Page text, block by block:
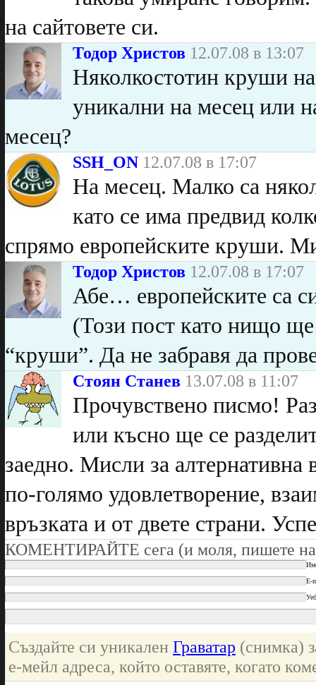
на сайтовете си.
Тодор Христов 12.07.08 в 13:07
Няколкостотин круши
уникални на месец или
месец?
SSH_ON 12.07.08 в 17:07
На месец. Малко са
като се има предвид
спрямо европейските круши.
Тодор Христов 12.07.08 в 17:07
Абе… европейските са
(Този пост като нищо ще
“круши”. Да не забравя да
Стоян Станев 13.07.08 в 11:07
Прочувствено писмо!
или късно ще се
заедно. Мисли за алтернативна
по-голямо удовлетворение,
връзката и от двете страни.
КОМЕНТИРАЙТЕ сега (и моля, пишете на
E-
Създайте си уникален Граватар (снимка)
е-мейл адреса, който оставяте, когато